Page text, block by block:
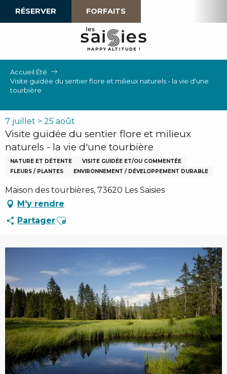
RÉSERVER FORFAITS
HAPPY ALTI TU D E !
Accueil Été
Visite guidée du sentier flore et milieux naturels - la vie d'une
tourbière
7 juillet > 25 août
Visite guidée du sentier flore et milieux
naturels - la vie d'une tourbière
NATURE ET DÉTENTE
VISITE GUIDÉE ET/OU COMMENTÉE
FLEURS / PLANTES
ENVIRONNEMENT / DÉVELOPPEMENT DURABLE
Maison des tourbières, 73620 Les Saisies
M'y rendre
PartagerAjouter aux favoris